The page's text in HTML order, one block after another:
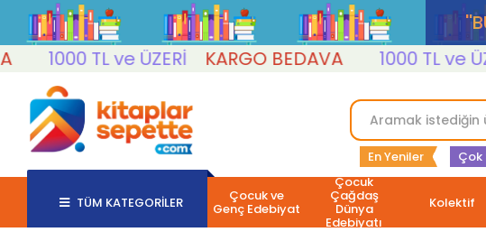
1000 TL ve ÜZERİ
KARGO BEDAVA 1000 TL ve ÜZERİ
En Yeniler
TÜM KATEGORİLER Çocuk ve
Genç Edebiyat
Çocuk
Çağdaş
Dünya
Edebiyatı
Kolektif